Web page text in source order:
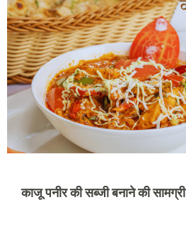
काजू पनीर की सब्जी बनाने की सामग्री